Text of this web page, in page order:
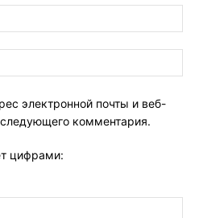
электронной почты и веб-
комментария.
цифрами: